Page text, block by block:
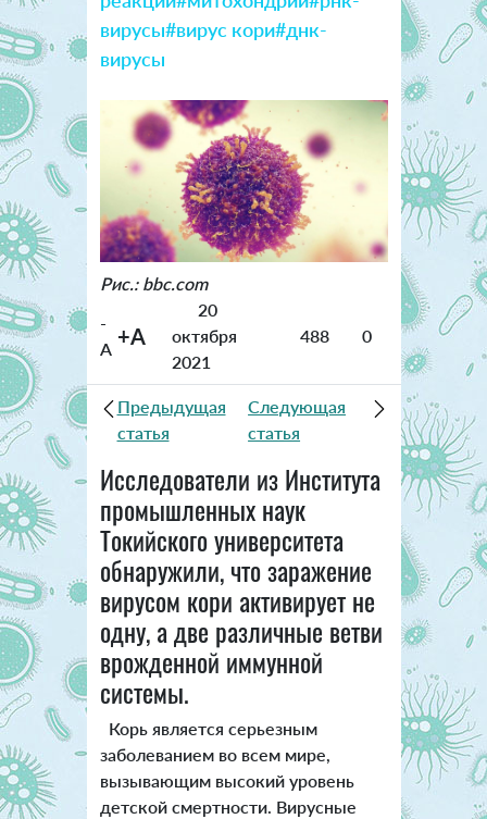
вирусы#вирус кори#днк-
вирусы
Рис.: bbc.com
-
A +A
20
октября
2021
488 0
Предыдущая
статья
Следующая
статья
Исследователи из Института
промышленных наук
Токийского университета
обнаружили, что заражение
вирусом кори активирует не
одну, а две различные ветви
врожденной иммунной
системы.
Корь является серьезным
заболеванием во всем мире,
вызывающим высокий уровень
детской смертности. Вирусные